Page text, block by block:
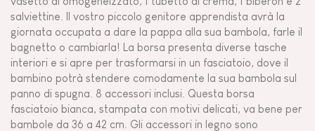
salviettine. Il vostro piccolo genitore apprendista avrà la
giornata occupata a dare la pappa alla sua bambola, farle il
bagnetto o cambiarla! La borsa presenta diverse tasche
interiori e si apre per trasformarsi in un fasciatoio, dove il
bambino potrà stendere comodamente la sua bambola sul
panno di spugna. 8 accessori inclusi. Questa borsa
fasciatoio bianca, stampata con motivi delicati, va bene per
bambole da 36 a 42 cm. Gli accessori in legno sono